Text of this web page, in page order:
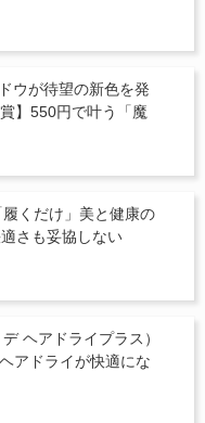
ウが待望の新色を発
】550円で叶う「魔
くだけ」美と健康の
さも妥協しない
ヘアドライプラス）
アドライが快適にな